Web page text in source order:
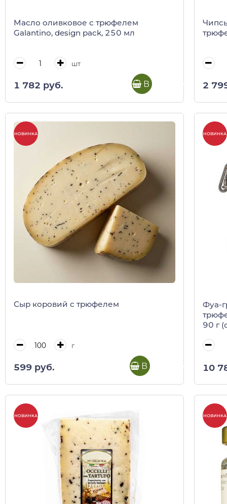
Масло оливковое с трюфелем
Galantino, design pack, 250 мл
шт
1 782 руб. В корзину 2
НОВИНКА
Сыр коровий с трюфелем
г
599 руб. В корзину
НОВИНКА
Фуа-
90 г
10
НОВИНКА НОВИНКА